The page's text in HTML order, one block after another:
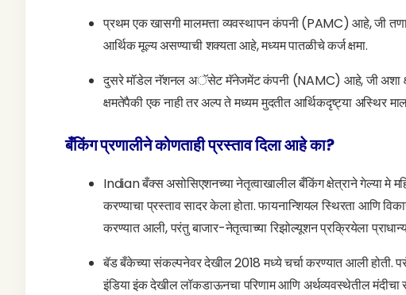
प्रथम एक खासगी मालमत्ता व्यवस्थापन कंपनी (PAMC) आहे, जी
आर्थिक मूल्य असण्याची शक्यता आहे, मध्यम पातळीचे कर्ज क्षमा.
दुसरे मॉडेल नॅशनल अॅसेट मॅनेजमेंट कंपनी (NAMC) आहे, जी अशा
क्षमतेपैकी एक नाही तर अल्प ते मध्यम मुदतीत आर्थिकदृष्ट्या अस्थिर
बँकिंग प्रणालीने कोणताही प्रस्ताव दिला आहे का?
Indian बँक्स असोसिएशनच्या नेतृत्वाखालील बँकिंग क्षेत्राने गेल्या मे
करण्याचा प्रस्ताव सादर केला होता. फायनान्शियल स्थिरता आणि
करण्यात आली, परंतु बाजार-नेतृत्वाच्या रिझोल्यूशन प्रक्रियेला
बॅड बँकेच्या संकल्पनेवर देखील 2018 मध्ये चर्चा करण्यात आली होती.
इंडिया इंक देखील लॉकडाऊनचा परिणाम आणि अर्थव्यवस्थेतील